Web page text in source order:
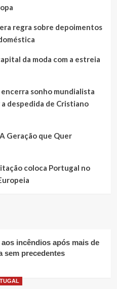
regra sobre depoimentos
da moda com a estreia
sonho mundialista
despedida de Cristiano
Geração que Quer
coloca Portugal no
incêndios após mais de
sem precedentes